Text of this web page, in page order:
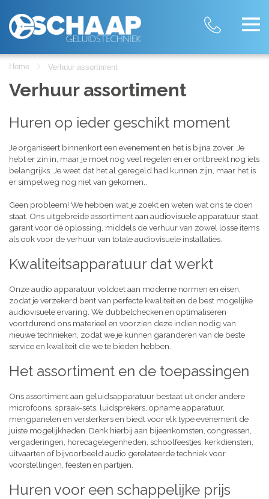
Home Verhuur assortiment
Verhuur assortiment
Huren op ieder geschikt moment
Je organiseert binnenkort een evenement en het is bijna zover. Je
hebt er zin in, maar je moet nog veel regelen en er ontbreekt nog iets
belangrijks. Je weet dat het al geregeld had kunnen zijn, maar het is
er simpelweg nog niet van gekomen..
Geen probleem! We hebben wat je zoekt en weten wat ons te doen
staat. Ons uitgebreide assortiment aan audiovisuele apparatuur staat
garant voor dé oplossing, middels de verhuur van zowel losse items
als ook voor de verhuur van totale audiovisuele installaties.
Kwaliteitsapparatuur dat werkt
Onze audio apparatuur voldoet aan moderne normen en eisen,
zodat je verzekerd bent van perfecte kwaliteit en de best mogelijke
audiovisuele ervaring. We dubbelchecken en optimaliseren
voortdurend ons materieel en voorzien deze indien nodig van
nieuwe technieken, zodat we je kunnen garanderen van de beste
service en kwaliteit die we te bieden hebben.
Het assortiment en de toepassingen
Ons assortiment aan geluidsapparatuur bestaat uit onder andere
microfoons, spraak-sets, luidsprekers, opname apparatuur,
mengpanelen en versterkers en biedt voor elk type evenement de
juiste mogelijkheden. Denk hierbij aan bijeenkomsten, congressen,
vergaderingen, horecagelegenheden, schoolfeestjes, kerkdiensten,
uitvaarten of bijvoorbeeld audio gerelateerde techniek voor
voorstellingen, feesten en partijen.
Huren voor een schappelijke prijs